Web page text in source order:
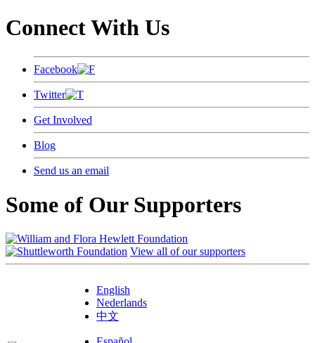
Connect With Us
Facebook
Twitter
Get Involved
Blog
Send us an email
Some of Our Supporters
View all of our supporters
English
Nederlands
中文